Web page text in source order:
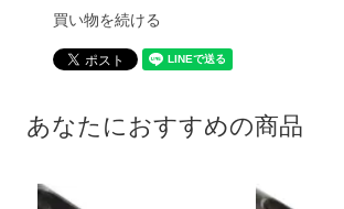
買い物を続ける
あなたにおすすめの商品